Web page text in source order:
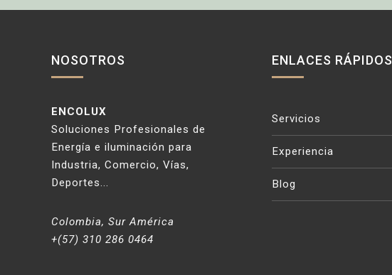
NOSOTROS
ENCOLUX
Soluciones Profesionales de
Energía e iluminación para
Industria, Comercio, Vías,
Deportes...
Colombia, Sur América
+(57) 310 286 0464
ENLACES RÁPIDOS
Servicios
Experiencia
Blog